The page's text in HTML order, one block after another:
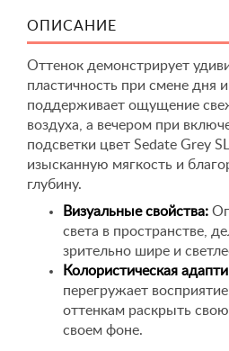
ОПИСАНИЕ
Оттенок демонстрирует
пластичность при смене дня
поддерживает ощущение
воздуха, а вечером при
подсветки цвет Sedate Grey
изысканную мягкость и
глубину.
Визуальные свойства:
света в пространстве,
зрительно шире и
Колористическая
перегружает
оттенкам раскрыть
своем фоне.